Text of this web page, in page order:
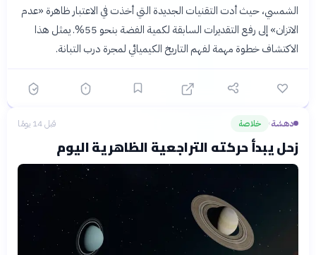
الشمسي، حيث أدت التقنيات الجديدة التي أخذت في الاعتبار ظاهرة «عدم
الاتزان» إلى رفع التقديرات السابقة لكمية الفضة بنحو 55%. يمثل هذا
الاكتشاف خطوة مهمة لفهم التاريخ الكيميائي لمجرة درب التبانة.
دهشة› خلاصة قبل 14 يومًا
زحل يبدأ حركته التراجعية الظاهرية اليوم